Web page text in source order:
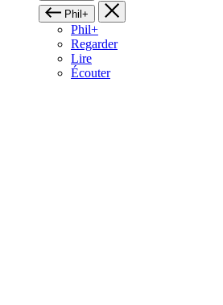
Phil+
Phil+
Regarder
Lire
Écouter